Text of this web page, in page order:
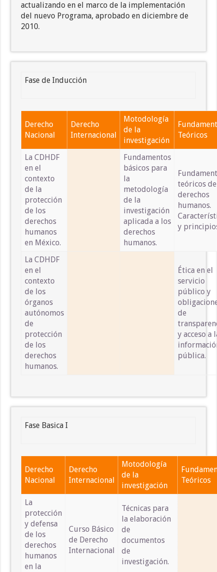
actualizando en el marco de la implementación
del nuevo Programa, aprobado en diciembre de
2010.
Fase de Inducción
Derecho
Nacional
Derecho
Internacional
Motodología
de la
investigación
Teóricos
La CDHDF
en el
contexto
de la
protección
de los
derechos
humanos
en México.
Fundamentos
básicos para
la
metodología
de la
investigación
aplicada a los
derechos
humanos.
teóricos
derechos
humanos.
y
La CDHDF
en el
contexto
de los
órganos
autónomos
de
protección
de los
derechos
humanos.
Ética en el
servicio
público y
de
y acceso a
pública.
Fase Basica I
Derecho
Nacional
Derecho
Internacional
Motodología
de la
investigación
Teóricos
La
protección
y defensa
de los
derechos
humanos
en la
Curso Básico
de Derecho
Internacional
Técnicas para
la elaboración
de
documentos
de
investigación.